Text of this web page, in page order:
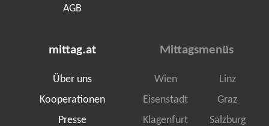
AGB
mittag.at
Über uns
Kooperationen
Presse
Mittagsmenüs
Wien
Linz
Eisenstadt
Graz
Klagenfurt
Salzburg